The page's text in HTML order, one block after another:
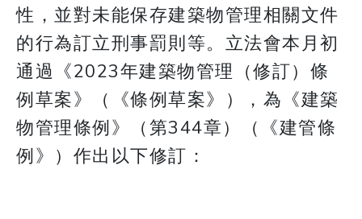
性，並對未能保存建築物管理相關文件
的行為訂立刑事罰則等。立法會本月初
通過《2023年建築物管理（修訂）條
例草案》（《條例草案》），為《建築
物管理條例》（第344章）（《建管條
例》）作出以下修訂：